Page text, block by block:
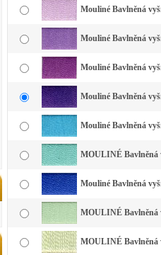
Mouliné Bavlněná
Mouliné Bavlněná
Mouliné Bavlněná
Mouliné Bavlněná
Mouliné Bavlněná
MOULINÉ Bavlněná
Mouliné Bavlněná
MOULINÉ Bavlněná
MOULINÉ Bavlněná